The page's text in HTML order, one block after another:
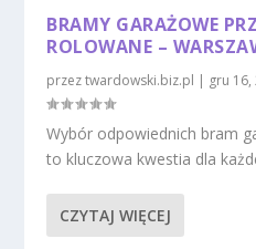
BRAMY GARAŻOWE
ROLOWANE –
przeztwardowski.biz.pl | gru 16,
Wybór odpowiednich bram
to kluczowa kwestia dla
CZYTAJ WIĘCEJ